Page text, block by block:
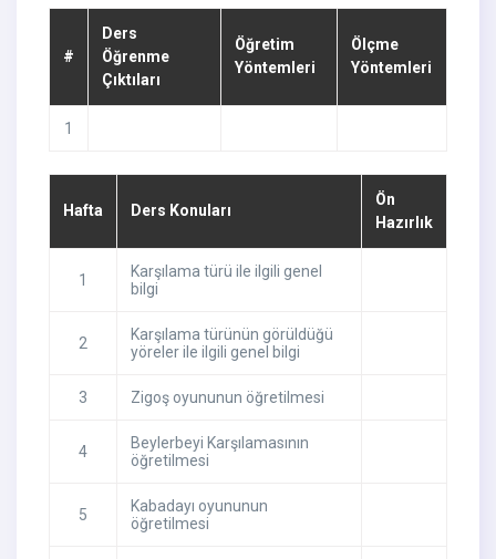
#
Ders
Öğrenme
Çıktıları
Öğretim
Yöntemleri
Ölçme
Yöntemleri
1
Hafta Ders Konuları
Ön
Hazırlık
1
Karşılama türü ile ilgili genel
bilgi
2
Karşılama türünün görüldüğü
yöreler ile ilgili genel bilgi
3 Zigoş oyununun öğretilmesi
4
Beylerbeyi Karşılamasının
öğretilmesi
5
Kabadayı oyununun
öğretilmesi